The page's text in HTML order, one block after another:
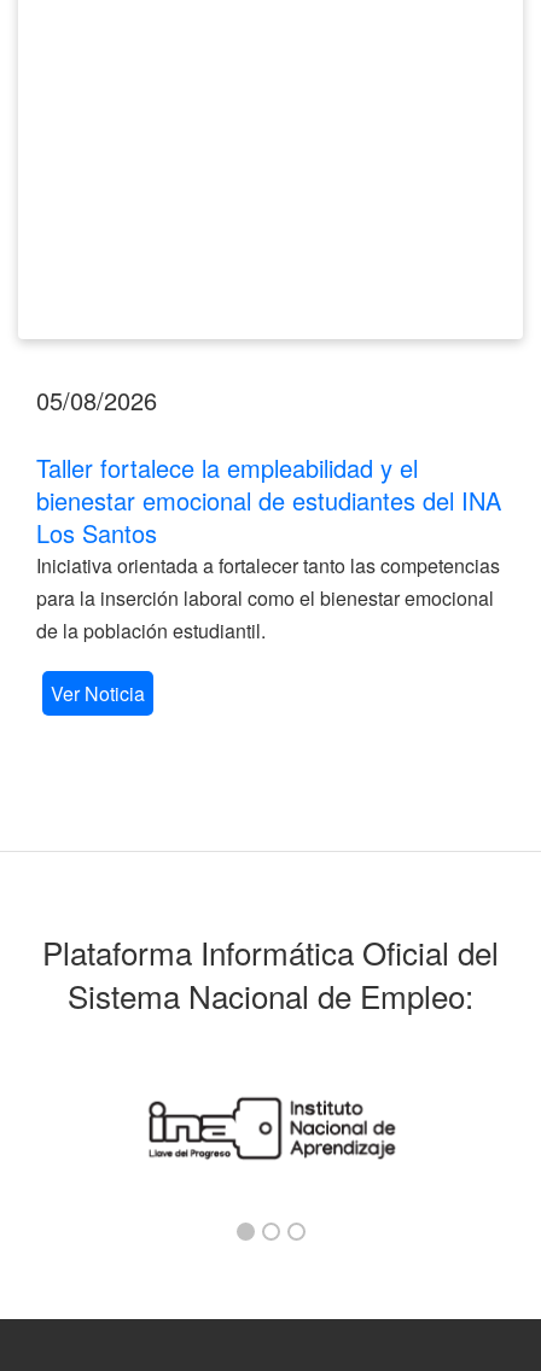
05/08/2026
Taller fortalece la empleabilidad y el
bienestar emocional de estudiantes del INA
Los Santos
Iniciativa orientada a fortalecer tanto las competencias
para la inserción laboral como el bienestar emocional
de la población estudiantil.
Ver Noticia
Plataforma Informática Oficial del
Sistema Nacional de Empleo: